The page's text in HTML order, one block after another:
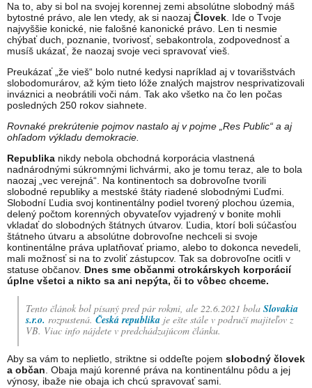
Na to, aby si bol na svojej korennej zemi absolútne slobodný máš
bytostné právo, ale len vtedy, ak si naozaj Človek . Ide o Tvoje
najvyššie konické, nie falošné kanonické právo. Len ti nesmie
chýbať duch, poznanie, tvorivosť, sebakontrola, zodpovednosť a
musíš ukázať, že naozaj svoje veci spravovať vieš.
Preukázať „že vieš“ bolo nutné kedysi napríklad aj v tovarišstvách
slobodomurárov, až kým tieto lóže znalých majstrov nesprivatizovali
inváznici a neobrátili voči nám. Tak ako všetko na čo len počas
posledných 250 rokov siahnete.
Rovnaké prekrútenie pojmov nastalo aj v pojme „Res Public“ a aj
ohľadom výkladu demokracie.
Republika nikdy nebola obchodná korporácia vlastnená
nadnárodnými súkromnými lichvármi, ako je tomu teraz, ale to bola
naozaj „vec verejná“. Na kontinentoch sa dobrovoľne tvorili
slobodné republiky a mestské štáty riadené slobodnými Ľuďmi.
Slobodní Ľudia svoj kontinentálny podiel tvorený plochou územia,
delený počtom korenných obyvateľov vyjadrený v bonite mohli
vkladať do slobodných štátnych útvarov. Ľudia, ktorí boli súčasťou
štátneho útvaru a absolútne dobrovoľne nechceli si svoje
kontinentálne práva uplatňovať priamo, alebo to dokonca nevedeli,
mali možnosť si na to zvoliť zástupcov. Tak sa dobrovoľne ocitli v
statuse občanov. Dnes sme občanmi otrokárskych korporácií
úplne všetci a nikto sa ani nepýta, či to vôbec chceme.
Tento článok bol písaný pred pár rokmi, ale 22.6.2021 bola Slovakia
s.r.o. rozpustená. Česká republika je ešte stále v područí majiteľov z
VB. Viac info nájdete v predchádzajúcom článku.
Aby sa vám to neplietlo, striktne si oddeľte pojem slobodný človek
a občan . Obaja majú korenné práva na kontinentálnu pôdu a jej
výnosy, ibaže nie obaja ich chcú spravovať sami.